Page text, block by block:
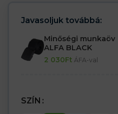
Javasoljuk továbbá:
Minőségi munkaöv
ALFA BLACK
2 030Ft ÁFA-val
SZÍN